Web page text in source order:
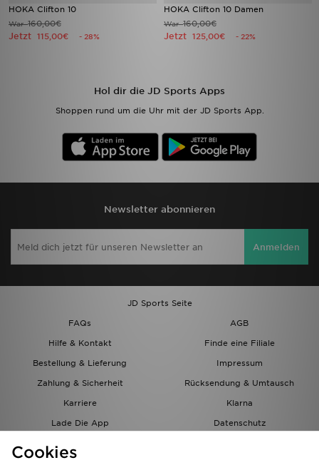
HOKA Clifton 10
War160,00€
Jetzt 115,00€ - 28%
HOKA Clifton 10 Damen
War160,00€
Jetzt 125,00€ - 22%
Hol dir die JD Sports Apps
Shoppen rund um die Uhr mit der JD Sports App.
Newsletter abonnieren
Anmelden
JD Sports Seite
FAQs
AGB
Hilfe & Kontakt
Finde eine Filiale
Bestellung & Lieferung
Impressum
Zahlung & Sicherheit
Rücksendung & Umtausch
Karriere
Klarna
Lade Die App
Datenschutz
Cookies